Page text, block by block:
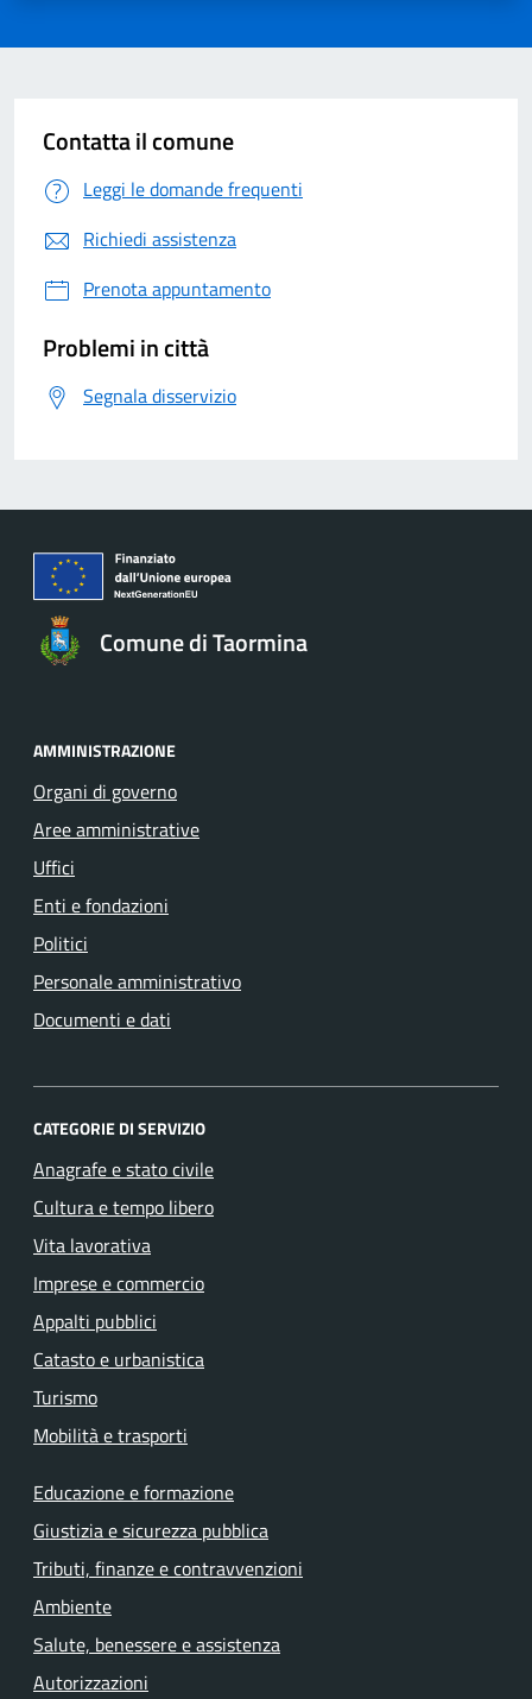
Contatta il comune
Leggi le domande frequenti
Richiedi assistenza
Prenota appuntamento
Problemi in città
Segnala disservizio
Comune di Taormina
AMMINISTRAZIONE
Organi di governo
Aree amministrative
Uffici
Enti e fondazioni
Politici
Personale amministrativo
Documenti e dati
CATEGORIE DI SERVIZIO
Anagrafe e stato civile
Cultura e tempo libero
Vita lavorativa
Imprese e commercio
Appalti pubblici
Catasto e urbanistica
Turismo
Mobilità e trasporti
Educazione e formazione
Giustizia e sicurezza pubblica
Tributi, finanze e contravvenzioni
Ambiente
Salute, benessere e assistenza
Autorizzazioni